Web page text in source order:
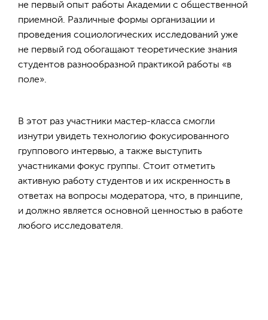
не первый опыт работы Академии с общественной
приемной. Различные формы организации и
проведения социологических исследований уже
не первый год обогащают теоретические знания
студентов разнообразной практикой работы «в
поле».
В этот раз участники мастер-класса смогли
изнутри увидеть технологию фокусированного
группового интервью, а также выступить
участниками фокус группы. Стоит отметить
активную работу студентов и их искренность в
ответах на вопросы модератора, что, в принципе,
и должно является основной ценностью в работе
любого исследователя.